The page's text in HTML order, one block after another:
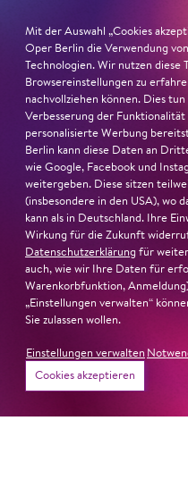
Ambur Braid
nominiert
Ambur Braidist für den
FAUST nominiert in der
Musiktheater«. Ihr
Katerina Lwowna
Macbeth von Mzensk
sei
Publikum in ihren Bann,
Mitleiden heraus –
zurück, lobt die Jury
und ihre starke
sind Auflehnung und
wie die verzweifelte
Mit der Auswahl „Cookies
Oper Berlin die Verwendung
Technologien. Wir nutzen diese
Browsereinstellungen zu
nachvollziehen können. Dies
Verbesserung der
personalisierte Werbung
Berlin kann diese Daten an
wie Google, Facebook und
weitergeben. Diese sitzen
(insbesondere in den USA), wo
kann als in Deutschland. Ihre
Wirkung für die Zukunft
Datenschutzerklärung für
auch, wie wir Ihre Daten für
Warenkorbfunktion,
„Einstellungen verwalten“
Sie zulassen wollen.
Einstellungen verwalten
Cookies akzeptieren